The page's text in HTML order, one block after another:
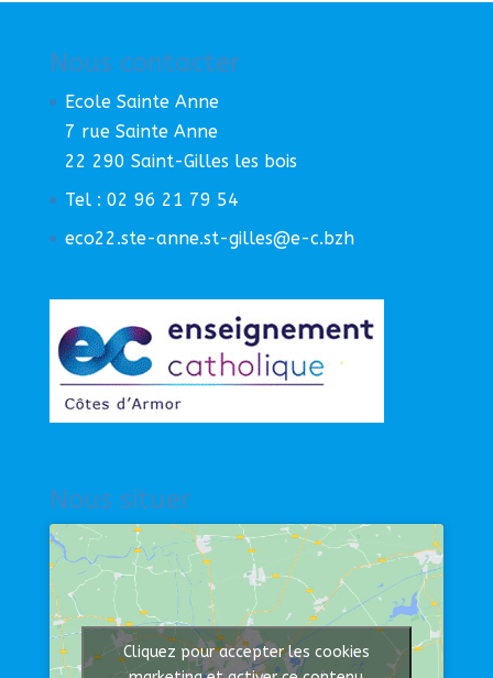
Nous contacter
Ecole Sainte Anne
7 rue Sainte Anne
22 290 Saint-Gilles les bois
Tel : 02 96 21 79 54
eco22.ste-anne.st-gilles@e-c.bzh
Nous situer
Cliquez pour accepter les cookies